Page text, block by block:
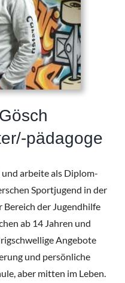
pädagoge
arbeite als Diplom-
Sportjugend in der
der Jugendhilfe
ab 14 Jahren und
Angebote
und persönliche
aber mitten im Leben.